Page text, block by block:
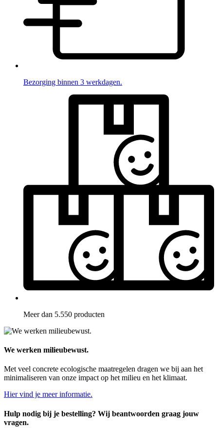
Bezorging binnen 3 werkdagen.
Meer dan 5.550 producten
We werken milieubewust.
Met veel concrete ecologische maatregelen dragen we bij aan het
minimaliseren van onze impact op het milieu en het klimaat.
Hier vind je meer informatie.
Hulp nodig bij je bestelling? Wij beantwoorden graag jouw
vragen.